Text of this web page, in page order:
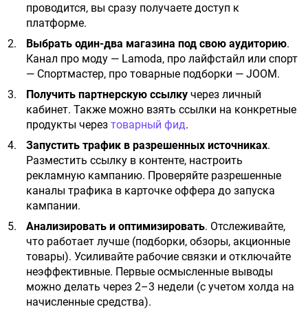
проводится, вы сразу получаете доступ к
платформе.
Выбрать один-два магазина под свою аудиторию.
Канал про моду — Lamoda, про лайфстайл или спорт
— Спортмастер, про товарные подборки — JOOM.
Получить партнерскую ссылку через личный
кабинет. Также можно взять ссылки на конкретные
продукты через товарный фид.
Запустить трафик в разрешенных источниках.
Разместить ссылку в контенте, настроить
рекламную кампанию. Проверяйте разрешенные
каналы трафика в карточке оффера до запуска
кампании.
Анализировать и оптимизировать. Отслеживайте,
что работает лучше (подборки, обзоры, акционные
товары). Усиливайте рабочие связки и отключайте
неэффективные. Первые осмысленные выводы
можно делать через 2–3 недели (с учетом холда на
начисленные средства).